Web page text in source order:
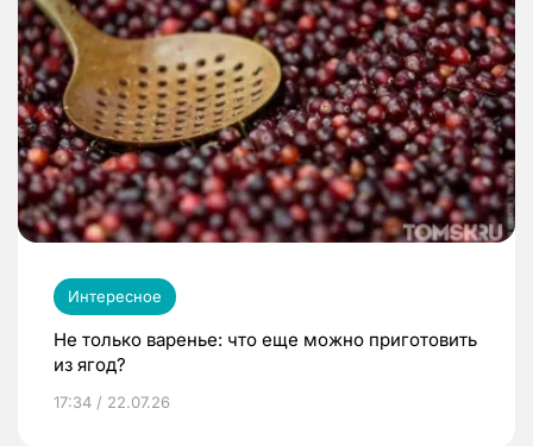
Интересное
Не только варенье: что еще можно приготовить
из ягод?
17:34 / 22.07.26